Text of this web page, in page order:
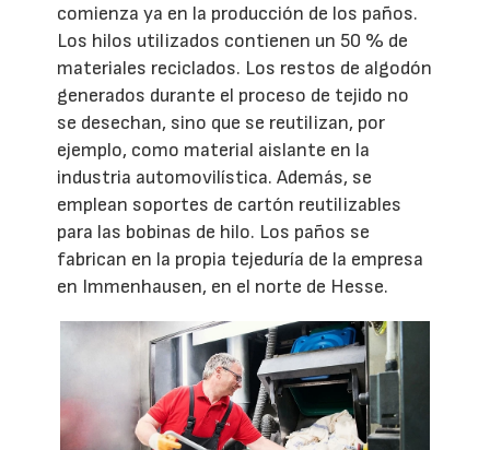
comienza ya en la producción de los paños.
Los hilos utilizados contienen un 50 % de
materiales reciclados. Los restos de algodón
generados durante el proceso de tejido no
se desechan, sino que se reutilizan, por
ejemplo, como material aislante en la
industria automovilística. Además, se
emplean soportes de cartón reutilizables
para las bobinas de hilo. Los paños se
fabrican en la propia tejeduría de la empresa
en Immenhausen, en el norte de Hesse.